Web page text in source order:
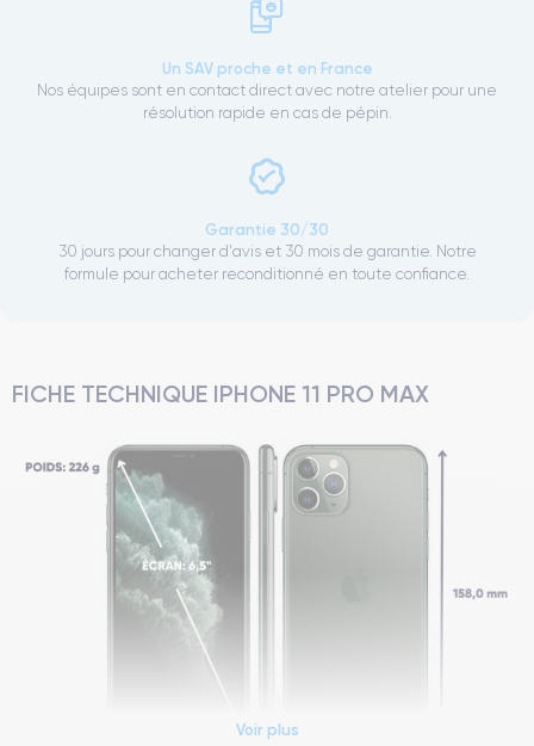
Un SAV proche et en France
Nos équipes sont en contact direct avec notre atelier pour une
résolution rapide en cas de pépin.
Garantie 30/30
30 jours pour changer d'avis et 30 mois de garantie. Notre
formule pour acheter reconditionné en toute confiance.
FICHE TECHNIQUE IPHONE 11 PRO MAX
Voir plus